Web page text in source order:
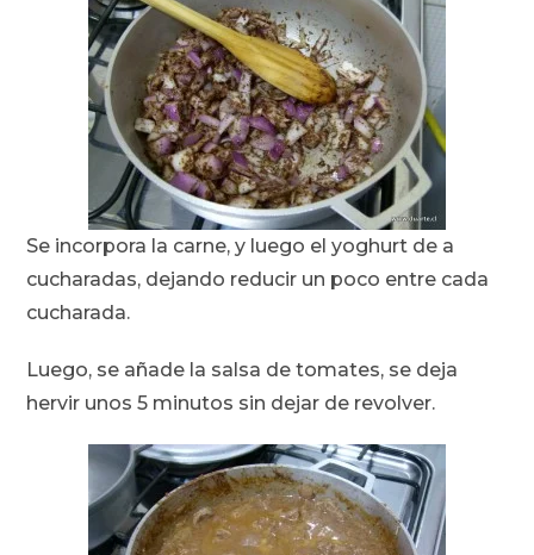
Se incorpora la carne, y luego el yoghurt de a
cucharadas, dejando reducir un poco entre cada
cucharada.
Luego, se añade la salsa de tomates, se deja
hervir unos 5 minutos sin dejar de revolver.